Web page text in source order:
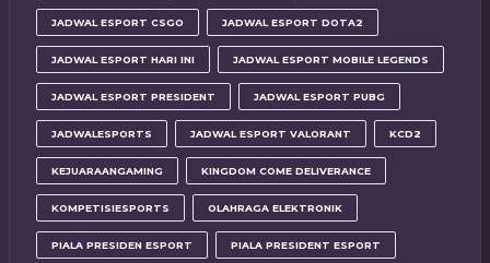
JADWAL ESPORT CSGO JADWAL ESPORT DOTA2
JADWAL ESPORT HARI INI JADWAL ESPORT MOBILE LEGENDS
JADWAL ESPORT PRESIDENT JADWAL ESPORT PUBG
JADWALESPORTS JADWAL ESPORT VALORANT KCD2
KEJUARAANGAMING KINGDOM COME DELIVERANCE
KOMPETISIESPORTS OLAHRAGA ELEKTRONIK
PIALA PRESIDEN ESPORT PIALA PRESIDENT ESPORT